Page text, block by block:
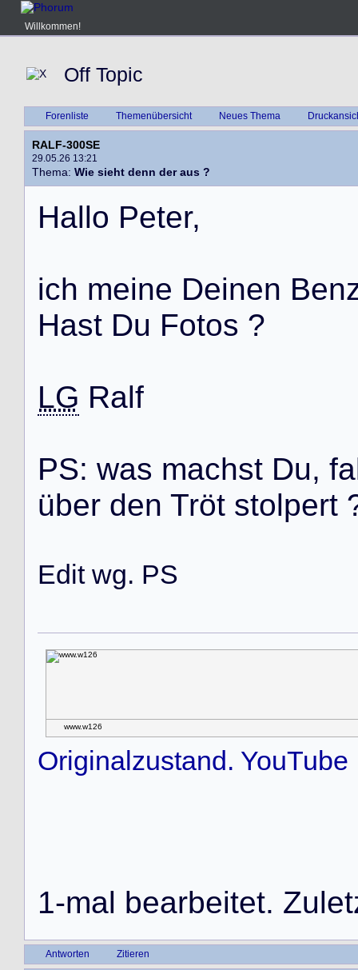
Willkommen!
Off Topic
Forenliste Themenübersicht Neues Thema
RALF-300SE
29.05.26 13:21
Thema: Wie sieht denn der aus ?
Hallo Peter,
ich meine Deinen Ben
Hast Du Fotos ?
LG Ralf
PS: was machst Du, fa
über den Tröt stolpert
Edit wg. PS
www.w126
Originalzustand. YouTube
1-mal bearbeitet. Zulet
Antworten Zitieren